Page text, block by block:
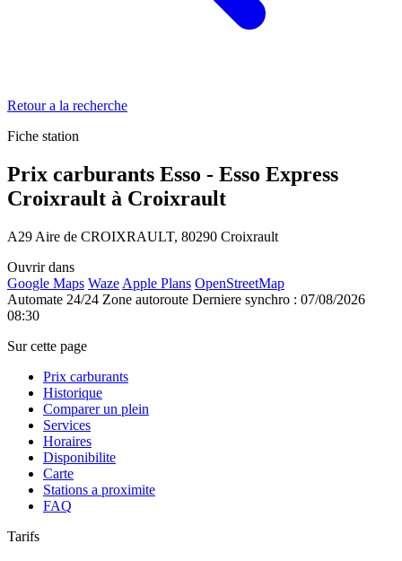
Retour a la recherche
Fiche station
Prix carburants Esso - Esso Express
Croixrault à Croixrault
A29 Aire de CROIXRAULT, 80290 Croixrault
Ouvrir dans
Google Maps Waze Apple Plans OpenStreetMap
Automate 24/24 Zone autoroute Derniere synchro : 07/08/2026
08:30
Sur cette page
Prix carburants
Historique
Comparer un plein
Services
Horaires
Disponibilite
Carte
Stations a proximite
FAQ
Tarifs